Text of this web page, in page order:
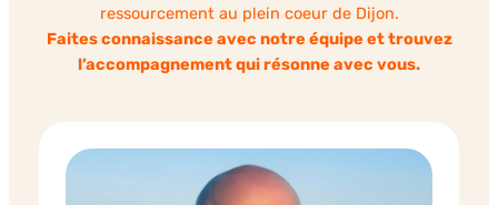
ressourcement au plein coeur de Dijon.
Faites connaissance avec notre équipe et trouvez
l’accompagnement qui résonne avec vous.